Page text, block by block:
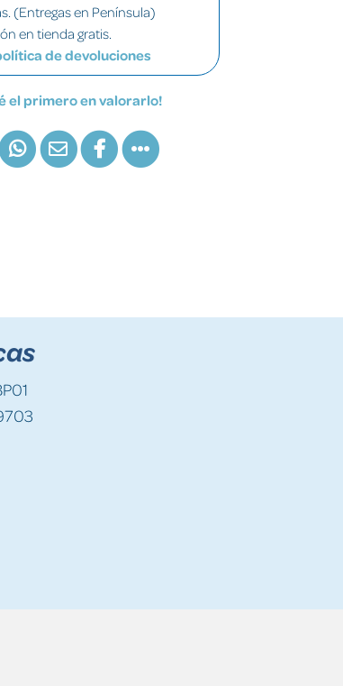
(Entregas en Península)
en tienda gratis.
de devoluciones
el primero en valorarlo!